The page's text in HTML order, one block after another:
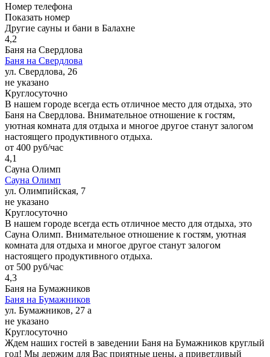
Номер телефона
Показать номер
Другие сауны и бани в Балахне
4,2
Баня на Свердлова
Баня на Свердлова
ул. Свердлова, 26
не указано
Круглосуточно
В нашем городе всегда есть отличное место для отдыха, это
Баня на Свердлова. Внимательное отношение к гостям,
уютная комната для отдыха и многое другое станут залогом
настоящего продуктивного отдыха.
от 400 руб/час
4,1
Сауна Олимп
Сауна Олимп
ул. Олимпийская, 7
не указано
Круглосуточно
В нашем городе всегда есть отличное место для отдыха, это
Сауна Олимп. Внимательное отношение к гостям, уютная
комната для отдыха и многое другое станут залогом
настоящего продуктивного отдыха.
от 500 руб/час
4,3
Баня на Бумажников
Баня на Бумажников
ул. Бумажников, 27 а
не указано
Круглосуточно
Ждем наших гостей в заведении Баня на Бумажников круглый
год! Мы держим для Вас приятные цены, а приветливый